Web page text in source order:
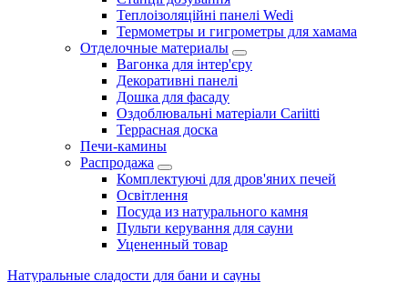
Теплоізоляційні панелі Wedi
Термометры и гигрометры для хамама
Отделочные материалы
Вагонка для інтер'єру
Декоративні панелі
Дошка для фасаду
Оздоблювальні матеріали Cariitti
Террасная доска
Печи-камины
Распродажа
Комплектуючі для дров'яних печей
Освітлення
Посуда из натурального камня
Пульти керування для сауни
Уцененный товар
Натуральные сладости для бани и сауны